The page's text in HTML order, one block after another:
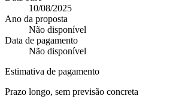
10/08/2025
Ano da proposta
Não disponível
Data de pagamento
Não disponível
Estimativa de pagamento
Prazo longo, sem previsão concreta